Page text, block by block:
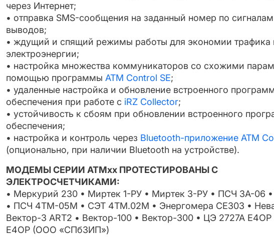
через Интернет;
• отправка SMS-сообщения на заданный номер по
выводов;
• ждущий и спящий режимы работы для экономии трафика
электроэнергии;
• настройка множества коммуникаторов со схожими
помощью программы ATM Control SE;
• удаленные настройка и обновление встроенного
обеспечения при работе с iRZ Collector;
• устойчивость к сбоям при обновлении встроенного
обеспечения;
• настройка и контроль через Bluetooth-приложение ATM
(опционально, при наличии Bluetooth на устройстве).
МОДЕМЫ СЕРИИ АТМxx ПРОТЕСТИРОВАНЫ С
ЭЛЕКТРОСЧЕТЧИКАМИ:
• Меркурий 230 • Миртек 1-РУ • Миртек 3-РУ • ПСЧ 3А-06
• ПСЧ 4ТМ-05М • СЭТ 4ТМ.02М • Энергомера СЕ303 •
Вектор-3 АRT2 • Вектор-100 • Вектор-300 • ЦЭ 2727А
Е4ОР (ООО «СПбЗИП»)